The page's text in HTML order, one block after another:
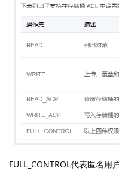
FULL_CONTROL代表匿名用